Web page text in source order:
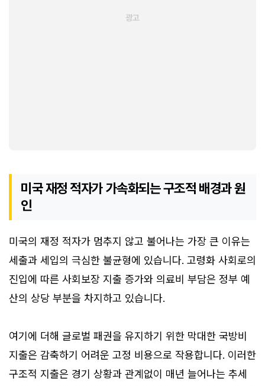
미국 재정 적자가 가속화되는 구조적 배경과 원
인
미국의 재정 적자가 멈추지 않고 불어나는 가장 큰 이유는
세출과 세입의 극심한 불균형에 있습니다. 고령화 사회로의
진입에 따른 사회보장 지출 증가와 의료비 부담은 정부 예
산의 상당 부분을 차지하고 있습니다.
여기에 더해 글로벌 패권을 유지하기 위한 막대한 국방비
지출은 감축하기 어려운 고정 비용으로 작용합니다. 이러한
구조적 지출은 경기 상황과 관계없이 매년 늘어나는 추세